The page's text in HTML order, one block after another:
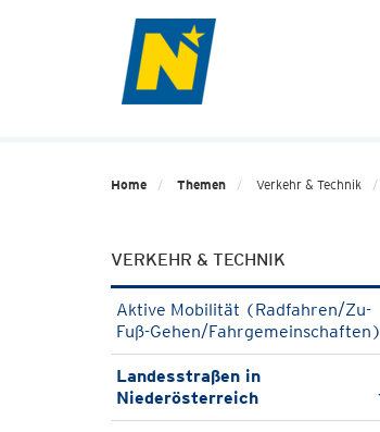
Home Themen Verkehr & Technik
VERKEHR & TECHNIK
Aktive Mobilität (Radfahren/Zu-
Fuß-Gehen/Fahrgemeinschaften)
Landesstraßen in
Niederösterreich